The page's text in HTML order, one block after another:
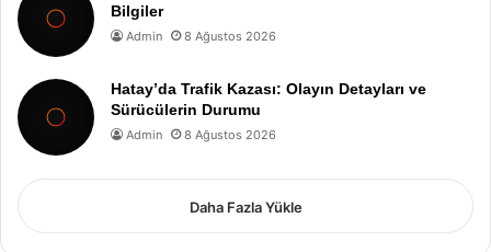
Bilgiler
Admin 8 Ağustos 2026
Hatay’da Trafik Kazası: Olayın Detayları ve
Sürücülerin Durumu
Admin 8 Ağustos 2026
Daha Fazla Yükle